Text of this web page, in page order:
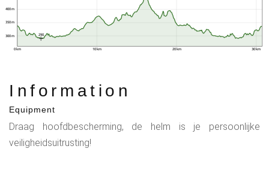
0 km 10 km 20 km 30 km
300 m
350 m
400 m
290
Information
Equipment
Draag hoofdbescherming, de helm is je persoonlijke
veiligheidsuitrusting!